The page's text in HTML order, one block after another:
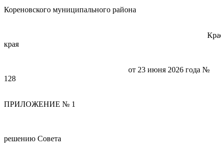
Кореновского муниципального района
края
от 23 июня 2026 года №
128
ПРИЛОЖЕНИЕ № 1
решению Совета